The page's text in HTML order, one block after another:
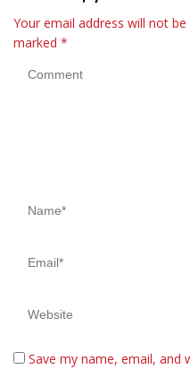
Your email address will not be
marked *
Save my name, email, and